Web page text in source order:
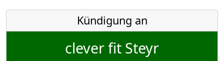
Kündigung an
clever fit Steyr